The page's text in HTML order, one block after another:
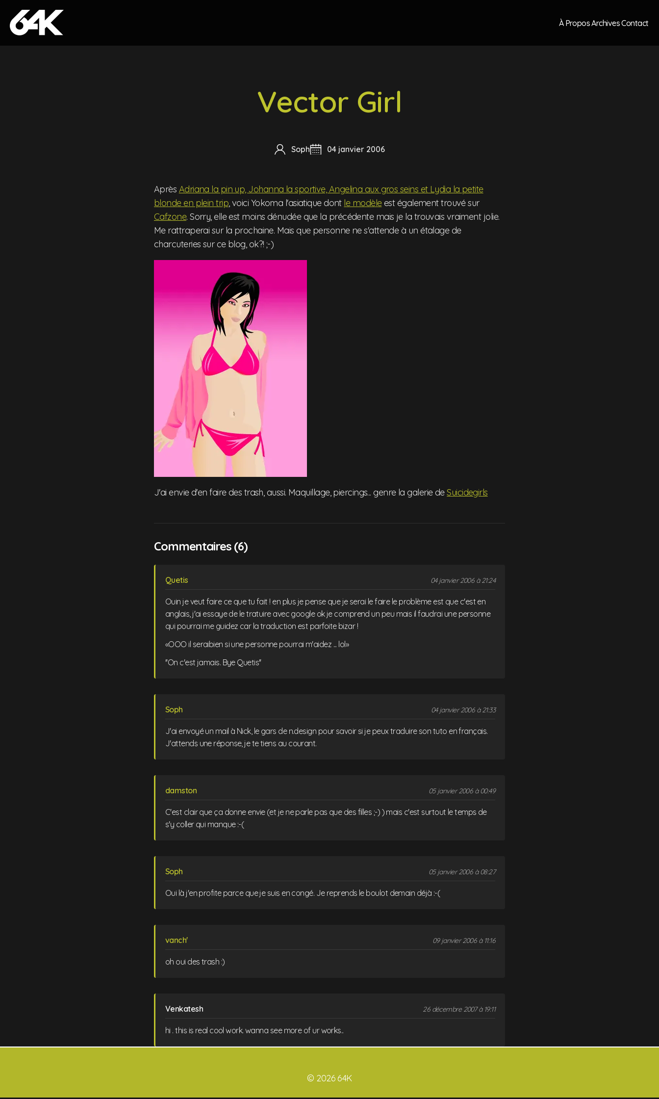
Skip to content
À ProposArchivesContact
Vector Girl
Soph 04 janvier 2006
Après Adriana la pin up, Johanna la sportive, Angelina aux gros seins et Lydia la petite
blonde en plein trip, voici Yokoma l'asiatique dont le modèleest également trouvé sur
Cafzone. Sorry, elle est moins dénudée que la précédente mais je la trouvais vraiment jolie.
Me rattraperai sur la prochaine. Mais que personne ne s'attende à un étalage de
charcuteries sur ce blog, ok?! ;-)
J'ai envie d'en faire des trash, aussi. Maquillage, piercings... genre la galerie deSuicidegirls
Commentaires (6)
Quetis 04 janvier 2006 à 21:24
Ouin je veut faire ce que tu fait ! en plus je pense que je serai le faire le problème est que c'est en
anglais, j'ai essaye de le tratuire avec google ok je comprend un peu mais il faudrai une personne
qui pourrai me guidez car la traduction est parfoite bizar !
OOO il seraibien si une personne pourrai m'aidez ... lol
''On c'est jamais. Bye Quetis''
Soph 04 janvier 2006 à 21:33
J'ai envoyé un mail à Nick, le gars de n.design pour savoir si je peux traduire son tuto en français.
J'attends une réponse, je te tiens au courant.
damston 05 janvier 2006 à 00:49
C'est clair que ça donne envie (et je ne parle pas que des filles ;-) ) mais c'est surtout le temps de
s'y coller qui manque :-(
Soph 05 janvier 2006 à 08:27
Oui là j'en profite parce que je suis en congé. Je reprends le boulot demain déjà :-(
vanch' 09 janvier 2006 à 11:16
oh oui des trash :)
Venkatesh 26 décembre 2007 à 19:11
hi . this is real cool work. wanna see more of ur works..
© 2026 64K